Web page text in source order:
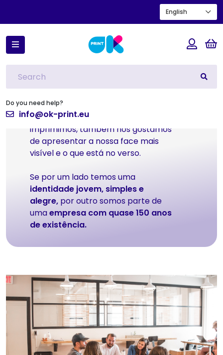
Do you need help?
info@ok-print.eu
English
Sobre Nós
Tal como as folhas de papel em que
imprimimos, também nós gostamos
de apresentar a nossa face mais
visível e o que está no verso.
Se por um lado temos uma
identidade jovem, simples e
alegre, por outro somos parte de
umaempresa com quase 150 anos
de existência.